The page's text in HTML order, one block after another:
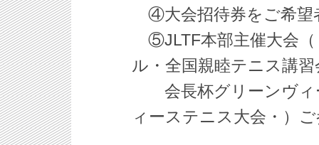
④大会招待券をご希望
⑤JLTF本部主催大会（
ル・全国親睦テニス講
会長杯グリーンヴィ
ィーステニス大会・）